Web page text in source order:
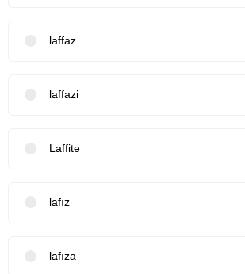
laffaz
laffazi
Laffite
lafız
lafıza